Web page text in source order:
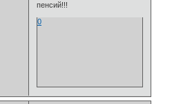
пенсий!!!
0